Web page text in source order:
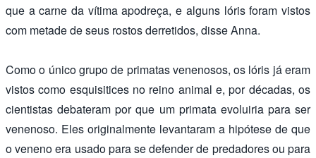
que a carne da vítima apodreça, e alguns lóris foram vistos
com metade de seus rostos derretidos, disse Anna.
Como o único grupo de primatas venenosos, os lóris já eram
vistos como esquisitices no reino animal e, por décadas, os
cientistas debateram por que um primata evoluiria para ser
venenoso. Eles originalmente levantaram a hipótese de que
o veneno era usado para se defender de predadores ou para